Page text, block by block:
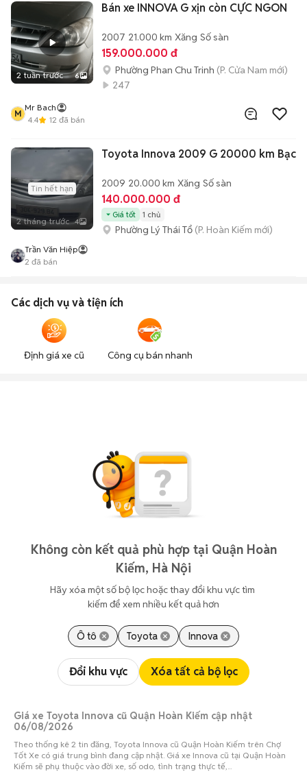
2 tuần trước 6
Bán xe INNOVA G xịn còn CỰC NGON
2007 21.000 km Xăng Số sàn
159.000.000 đ
Phường Phan Chu Trinh (P. Cửa Nam mới)
247
M
Mr Bach
4.4
12 đã bán
Tin hết hạn
2 tháng trước 4
Toyota Innova 2009 G 20000 km Bạc
2009 20.000 km Xăng Số sàn
140.000.000 đ
Giá tốt 1 chủ
Phường Lý Thái Tổ (P. Hoàn Kiếm mới)
Trần Văn Hiệp
2 đã bán
Các dịch vụ và tiện ích
Định giá xe cũ Công cụ bán nhanh
Không còn kết quả phù hợp tại Quận Hoàn
Kiếm, Hà Nội
Hãy xóa một số bộ lọc hoặc thay đổi khu vực tìm
kiếm để xem nhiều kết quả hơn
Ô tô Toyota Innova
Đổi khu vực Xóa tất cả bộ lọc
Giá xe Toyota Innova cũ Quận Hoàn Kiếm cập nhật
06/08/2026
Theo thống kê 2 tin đăng, Toyota Innova cũ Quận Hoàn Kiếm trên Chợ
Tốt Xe có giá trung bình đang cập nhật. Giá xe Innova cũ tại Quận Hoàn
Kiếm sẽ phụ thuộc vào đời xe, số odo, tình trạng thực tế,...